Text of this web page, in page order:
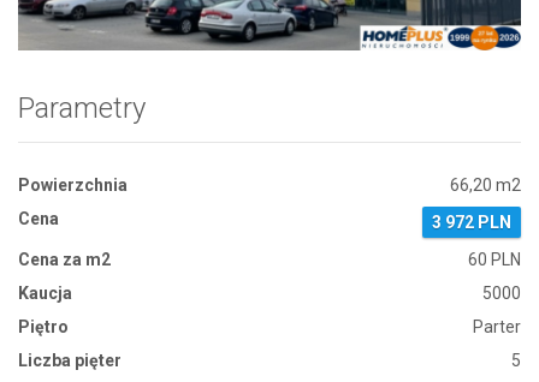
Parametry
Powierzchnia
66,20 m2
Cena
3 972 PLN
Cena za m2
60 PLN
Kaucja
5000
Piętro
Parter
Liczba pięter
5